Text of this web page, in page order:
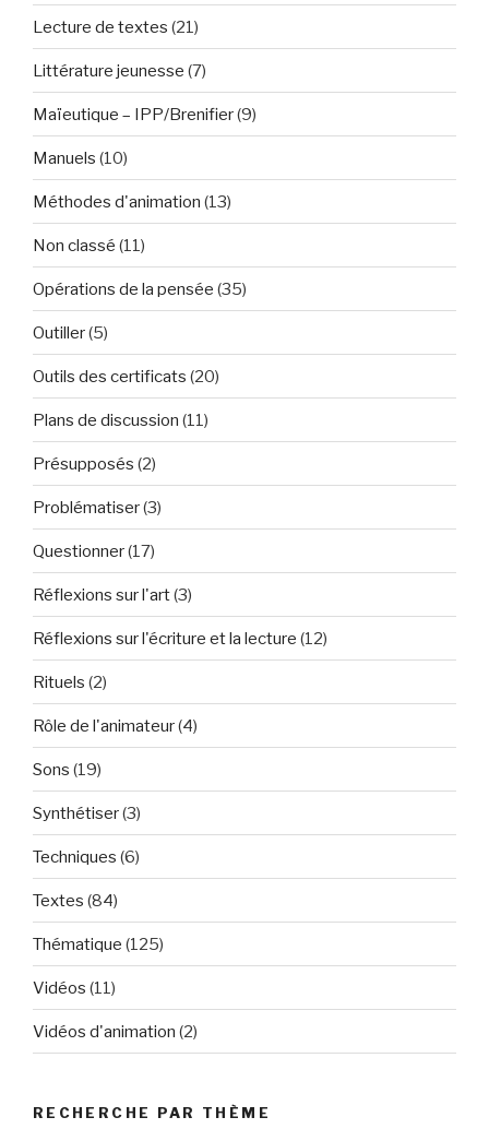
Lecture de textes (21)
Littérature jeunesse (7)
Maïeutique – IPP/Brenifier(9)
Manuels (10)
Méthodes d'animation (13)
Non classé (11)
Opérations de la pensée (35)
Outiller(5)
Outils des certificats (20)
Plans de discussion (11)
Présupposés (2)
Problématiser(3)
Questionner(17)
Réflexions sur l'art(3)
Réflexions sur l'écriture et la lecture (12)
Rituels (2)
Rôle de l'animateur(4)
Sons (19)
Synthétiser(3)
Techniques (6)
Textes (84)
Thématique (125)
Vidéos (11)
Vidéos d'animation (2)
RECHERCHE PAR THÈME